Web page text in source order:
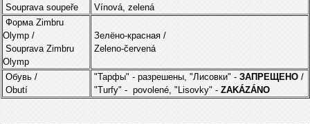
Souprava soupeře
Vínová, zelená
Форма Zimbru
Olymp /
Souprava Zimbru
Olymp
Зелёно-красная /
Zeleno-červená
Обувь /
Obutí
"Тарфы" - разрешены, "Лисовки" - ЗАПPЕЩЕНO /
"Turfy" - povolené, "Lisovky" - ZAKÁZÁNO